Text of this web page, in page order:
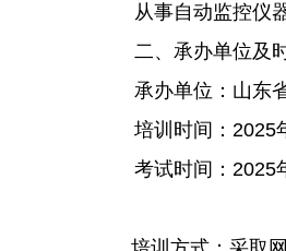
从事自动监控仪
二、承办单位及
承办单位：山东
培训时间：2025
考试时间： 2025